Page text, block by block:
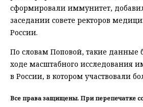
сформировали иммунитет,
заседании совете ректоров
России.
По словам Поповой, такие данные
ходе масштабного исследования
в России, в котором участвовали
Все права защищены. При перепечатке